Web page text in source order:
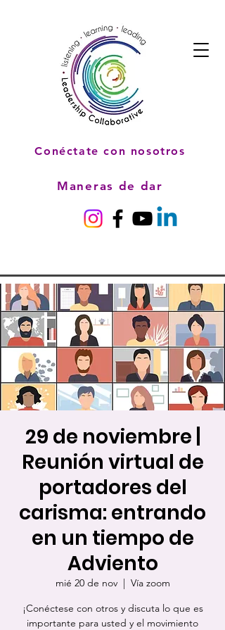
Conéctate con nosotros
Maneras de dar
29 de noviembre |
Reunión virtual de
portadores del
carisma: entrando
en un tiempo de
Adviento
mié 20 de nov
  |
Vía zoom
¡Conéctese con otros y discuta lo que es
importante para usted y el movimiento